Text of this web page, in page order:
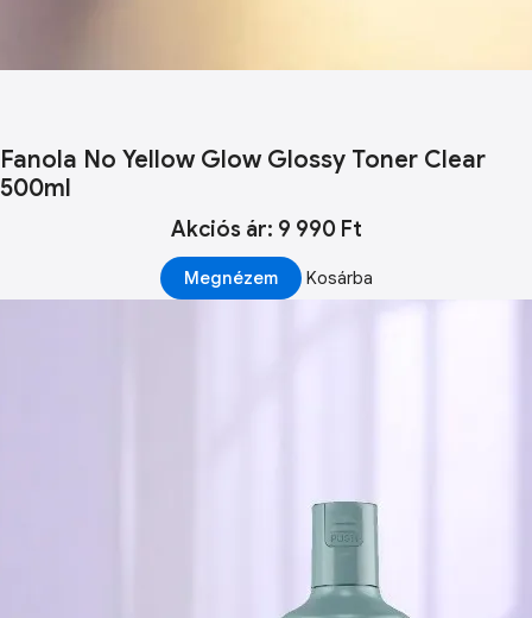
Fanola No Yellow Glow Glossy Toner Clear
500ml
Akciós ár: 9 990 Ft
Megnézem Kosárba